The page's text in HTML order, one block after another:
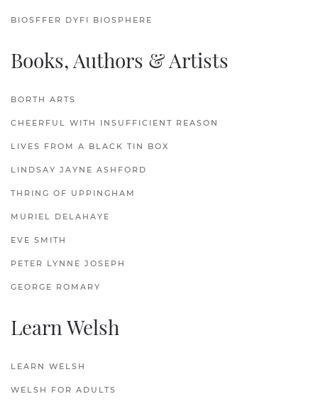
BIOSFFER DYFI BIOSPHERE
Books, Authors & Artists
BORTH ARTS
CHEERFUL WITH INSUFFICIENT REASON
LIVES FROM A BLACK TIN BOX
LINDSAY JAYNE ASHFORD
THRING OF UPPINGHAM
MURIEL DELAHAYE
EVE SMITH
PETER LYNNE JOSEPH
GEORGE ROMARY
Learn Welsh
LEARN WELSH
WELSH FOR ADULTS